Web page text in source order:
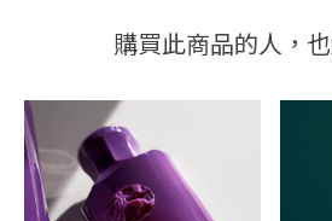
購買此商品的人，